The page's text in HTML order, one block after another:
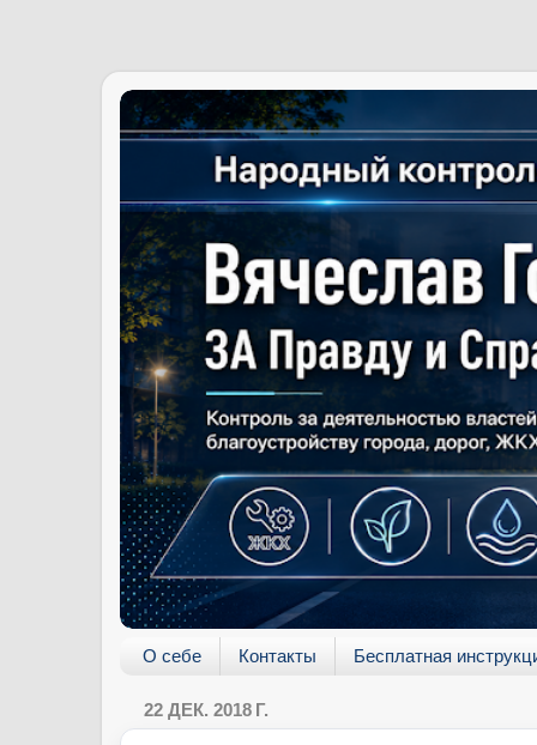
О себе Контакты Бесплатная
22 ДЕК. 2018 Г.